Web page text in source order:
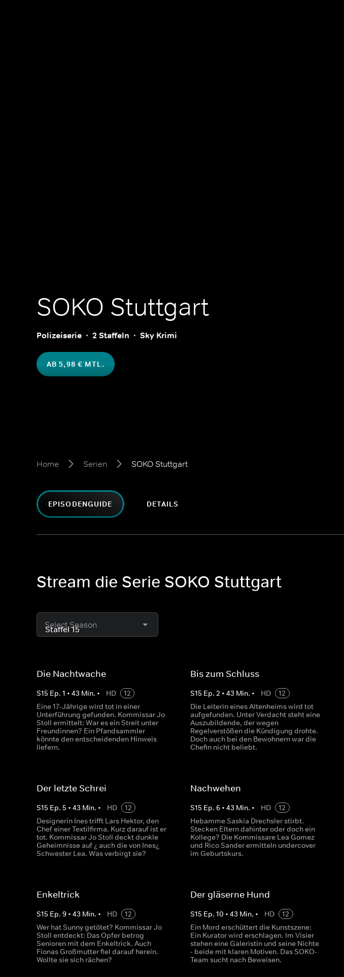
SOKO Stuttgart
Polizeiserie 2 Staffeln Sky Krimi
AB 5,98 € MTL.
Home Serien SOKO Stuttgart
EPISODENGUIDE DETAILS
Stream die Serie SOKO Stuttgart
Select Season
Die Nachtwache
S15 Ep. 1 • 43 Min. • HD
12
Eine 17-Jährige wird tot in einer
Unterführung gefunden. Kommissar Jo
Stoll ermittelt: War es ein Streit unter
Freundinnen? Ein Pfandsammler
könnte den entscheidenden Hinweis
liefern.
Bis zum Schluss
S15 Ep.2 •43 Min. • HD
12
Die Leiterin eines Altenheims wird tot
aufgefunden. Unter Verdacht steht eine
Auszubildende, der wegen
Regelverstößen die Kündigung drohte.
Doch auch bei den Bewohnern war die
Chefin nicht beliebt.
Der letzte Schrei
S15 Ep. 5 • 43 Min. • HD
12
Designerin Ines trifft Lars Hektor, den
Chef einer Textilfirma. Kurz darauf ist er
tot. Kommissar Jo Stoll deckt dunkle
Geheimnisse auf ¿ auch die von Ines¿
Schwester Lea. Was verbirgt sie?
Nachwehen
S15 Ep.6 •43 Min. • HD
12
Hebamme Saskia Drechsler stirbt.
Stecken Eltern dahinter oder doch ein
Kollege? Die Kommissare Lea Gomez
und Rico Sander ermitteln undercover
im Geburtskurs.
Enkeltrick
S15 Ep. 9 • 43 Min. • HD
12
Wer hat Sunny getötet? Kommissar Jo
Stoll entdeckt: Das Opfer betrog
Senioren mit dem Enkeltrick. Auch
Fionas Großmutter fiel darauf herein.
Wollte sie sich rächen?
Der gläserne Hund
S15 Ep.10 •43 Min. • HD
12
Ein Mord erschüttert die Kunstszene:
Ein Kurator wird erschlagen. Im Visier
stehen eine Galeristin und seine Nichte
- beide mit klaren Motiven. Das SOKO-
Team sucht nach Beweisen.